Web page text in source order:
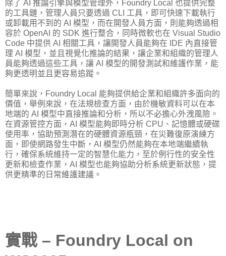
除了 AI 推論引擎與模型管理外，Foundry Local 也提供完整
的工具鏈，管理人員只要透過 CLI 工具，即可快速下載執行
或卸載用不到的 AI 模型，而在開發人員方面，則能夠透過相
容於 OpenAI 的 SDK 進行整合，同時微軟也在 Visual Studio
Code 中提供 AI 相關工具，讓開發人員能夠在 IDE 內直接管
理 AI 模型，並且視覺化推論的結果，讓企業和組織的管理人
員能夠透過這些工具，讓 AI 模型的開發測試和維護作業，能
夠更透明並且更容易追蹤。
簡單來說，Foundry Local 能夠提供給企業和組織許多面向的
價值，舉例來說，在法規檢查方面，由於機敏資料可以在本
地端的 AI 模型中直接推論和分析，所以不必擔心外洩風險。
在資源管控方面，AI 模型能夠即時分析 CPU、記憶體或硬碟
使用率，協助預測潛在的硬體資源瓶頸，在災難復原演練方
面，即使網路發生中斷，AI 模型仍然能夠在本地端繼續執
行，確保系統維持一定的智慧化能力，至於例行性的安全性
更新和檢查作業，AI 模型也能夠協助分析系統更新狀態，提
供更精準的日常維護建議。
實戰 – Foundry Local on